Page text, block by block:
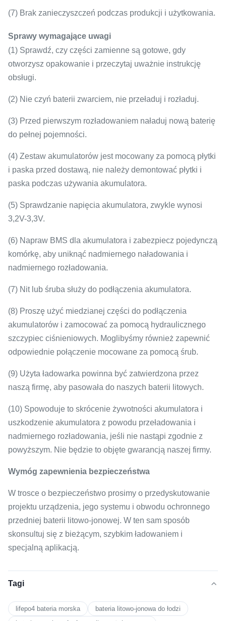
(7) Brak zanieczyszczeń podczas produkcji i użytkowania.
Sprawy wymagające uwagi
(1) Sprawdź, czy części zamienne są gotowe, gdy
otworzysz opakowanie i przeczytaj uważnie instrukcję
obsługi.
(2) Nie czyń baterii zwarciem, nie przeładuj i rozładuj.
(3) Przed pierwszym rozładowaniem naładuj nową baterię
do pełnej pojemności.
(4) Zestaw akumulatorów jest mocowany za pomocą płytki
i paska przed dostawą, nie należy demontować płytki i
paska podczas używania akumulatora.
(5) Sprawdzanie napięcia akumulatora, zwykle wynosi
3,2V-3,3V.
(6) Napraw BMS dla akumulatora i zabezpiecz pojedynczą
komórkę, aby uniknąć nadmiernego naładowania i
nadmiernego rozładowania.
(7) Nit lub śruba służy do podłączenia akumulatora.
(8) Proszę użyć miedzianej części do podłączenia
akumulatorów i zamocować za pomocą hydraulicznego
szczypiec ciśnieniowych. Moglibyśmy również zapewnić
odpowiednie połączenie mocowane za pomocą śrub.
(9) Użyta ładowarka powinna być zatwierdzona przez
naszą firmę, aby pasowała do naszych baterii litowych.
(10) Spowoduje to skrócenie żywotności akumulatora i
uszkodzenie akumulatora z powodu przeładowania i
nadmiernego rozładowania, jeśli nie nastąpi zgodnie z
powyższym. Nie będzie to objęte gwarancją naszej firmy.
Wymóg zapewnienia bezpieczeństwa
W trosce o bezpieczeństwo prosimy o przedyskutowanie
projektu urządzenia, jego systemu i obwodu ochronnego
przedniej baterii litowo-jonowej. W ten sam sposób
skonsultuj się z bieżącym, szybkim ładowaniem i
specjalną aplikacją.
Tagi
lifepo4 bateria morska
bateria litowo-jonowa do łodzi